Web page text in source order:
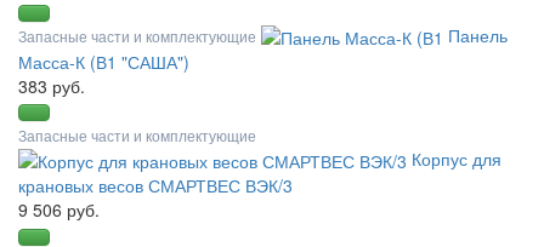
Запасные части и комплектующие
Панель
Масса-К (В1 "САША")
383 руб.
Запасные части и комплектующие
Корпус для
крановых весов СМАРТВЕС ВЭК/3
9 506 руб.